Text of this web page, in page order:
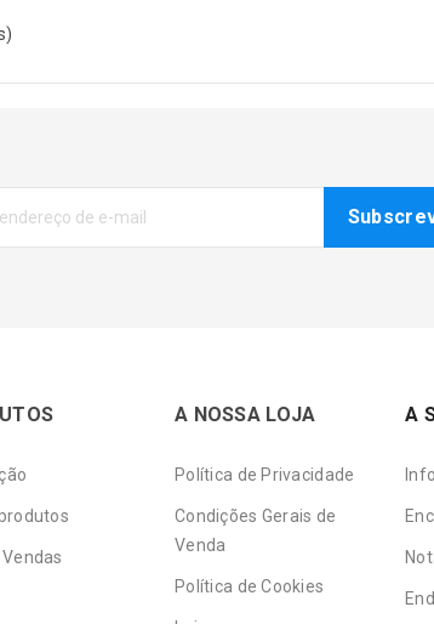
A NOSSA LOJA
Política de Privacidade
Condições Gerais de
Venda
Política de Cookies
A